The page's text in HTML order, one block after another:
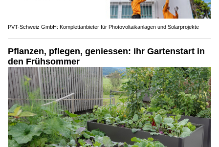
PVT-Schweiz GmbH: Komplettanbieter für Photovoltaikanlagen und Solarprojekte
Pflanzen, pflegen, geniessen: Ihr Gartenstart in
den Frühsommer